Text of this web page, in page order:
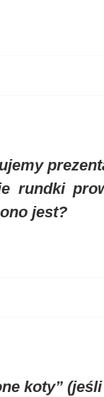
rundki
jest?
koty”